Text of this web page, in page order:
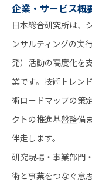
企業・サービス概
日本総合研究所は、
ンサルティングの実
発）活動の高度化を
業です。技術トレン
術ロードマップの策
クトの推進基盤整備
伴走します。
研究現場・事業部門
術と事業をつなぐ意